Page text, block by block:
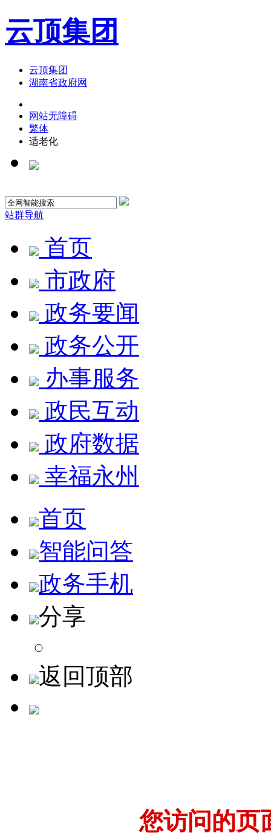
云顶集团
云顶集团
湖南省政府网
网站无障碍
繁体
适老化
站群导航
首页
市政府
政务要闻
政务公开
办事服务
政民互动
政府数据
幸福永州
首页
智能问答
政务手机
分享
返回顶部
您访问的页